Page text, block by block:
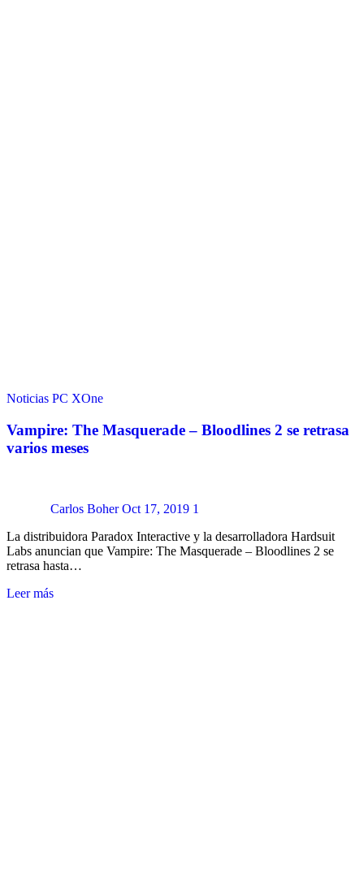
Noticias PC XOne
Vampire: The Masquerade – Bloodlines 2 se retrasa
varios meses
Carlos Boher Oct 17, 2019 1
La distribuidora Paradox Interactive y la desarrolladora Hardsuit
Labs anuncian que Vampire: The Masquerade – Bloodlines 2 se
retrasa hasta…
Leer más